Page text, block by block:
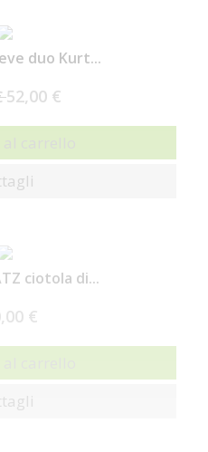
duo Kurt...
52,00 €
ciotola di...
€